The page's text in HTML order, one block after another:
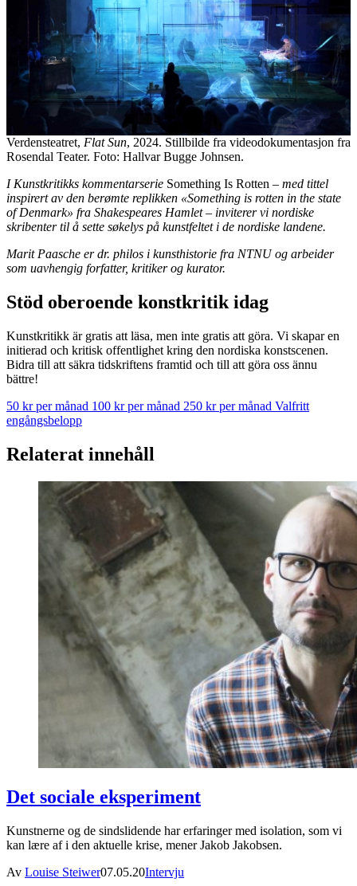
Verdensteatret, Flat Sun, 2024. Stillbilde fra videodokumentasjon fra
Rosendal Teater. Foto: Hallvar Bugge Johnsen.
I Kunstkritikks kommentarserie Something Is Rotten – med tittel
inspirert av den berømte replikken «Something is rotten in the state
of Denmark» fra Shakespeares Hamlet – inviterer vi nordiske
skribenter til å sette søkelys på kunstfeltet i de nordiske landene.
Marit Paasche er dr. philos i kunsthistorie fra NTNU og arbeider
som uavhengig forfatter, kritiker og kurator.
Stöd oberoende konstkritik idag
Kunstkritikk är gratis att läsa, men inte gratis att göra. Vi skapar en
initierad och kritisk offentlighet kring den nordiska konstscenen.
Bidra till att säkra tidskriftens framtid och till att göra oss ännu
bättre!
50 kr per månad 100 kr per månad 250 kr per månad Valfritt
engångsbelopp
Relaterat innehåll
Det sociale eksperiment
Kunstnerne og de sindslidende har erfaringer med isolation, som vi
kan lære af i den aktuelle krise, mener Jakob Jakobsen.
Av Louise Steiwer07.05.20Intervju